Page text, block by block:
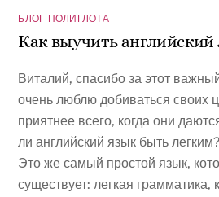
БЛОГ ПОЛИГЛОТА
Как выучить английский
Виталий, спасибо за этот
очень люблю добиваться своих
приятнее всего, когда они
ли английский язык быть
Это же самый простой язык,
существует: легкая грамматика,